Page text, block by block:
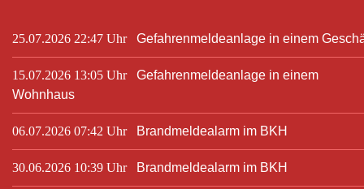
25.07.2026 22:47 Uhr Gefahrenmeldeanlage in einem
15.07.2026 13:05 Uhr
Gefahrenmeldeanlage in einem
Wohnhaus
06.07.2026 07:42 Uhr Brandmeldealarm im BKH
30.06.2026 10:39 Uhr Brandmeldealarm im BKH